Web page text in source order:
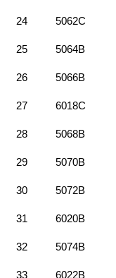
24 5062C
25 5064B
26 5066B
27 6018C
28 5068B
29 5070B
30 5072B
31 6020B
32 5074B
33 6022B